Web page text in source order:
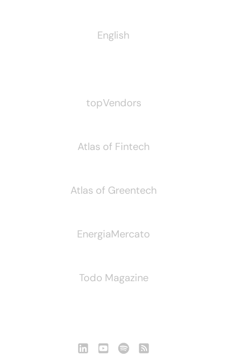
English
topVendors
Atlas of Fintech
Atlas of Greentech
EnergiaMercato
Todo Magazine